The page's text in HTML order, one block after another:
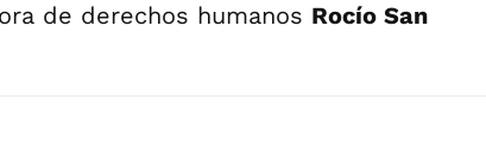
de derechos humanos Rocío San